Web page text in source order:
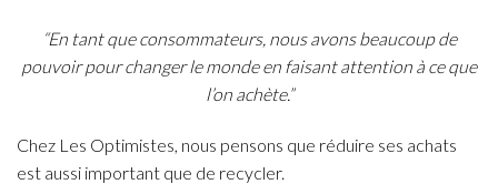
“En tant que consommateurs, nous avons beaucoup de
pouvoir pour changer le monde en faisant attention à ce que
l’on achète.”
Chez Les Optimistes, nous pensons que réduire ses achats
est aussi important que de recycler.